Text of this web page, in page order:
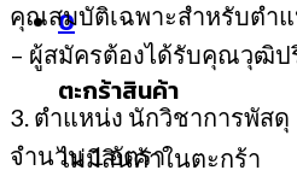
0
ตะกร้าสินค้า
ไม่มีสินค้าในตะกร้า
คุณสมบัติเฉพาะสำหรับตำ
– ผู้สมัครต้องได้รับคุณวุฒิ
3. ตำแหน่ง นักวิชาการพัสดุ
จำนวน 1 อัตรา